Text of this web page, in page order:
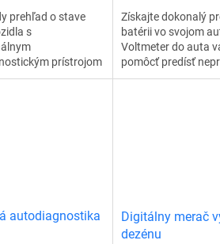
prehľad o stave
s
prístrojom
chybových kódov.
Získajte dokonalý
batérii vo svojom
Voltmeter do auta
pomôcť predísť
situáciám, ako je
autodiagnostika
Digitálny merač
dezénu